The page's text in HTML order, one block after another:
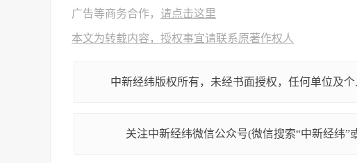
广告等商务合作， 请点击这里
本文为转载内容，授权事宜请联系原著作权人
中新经纬版权所有，未经书面授权，任何单位及
关注中新经纬微信公众号(微信搜索“中新经纬”